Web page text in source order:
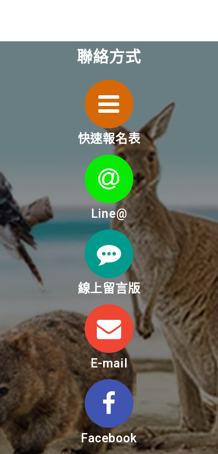
聯絡方式
快速報名表
Line@
線上留言版
E-mail
Facebook